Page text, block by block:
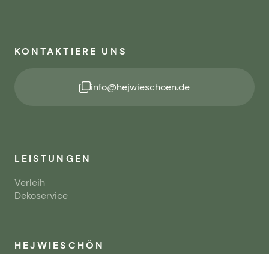
LEISTUNGEN
Verleih
Dekoservice
HEJWIESCHÖN
KONTAKTIERE UNS
info@hejwieschoen.de